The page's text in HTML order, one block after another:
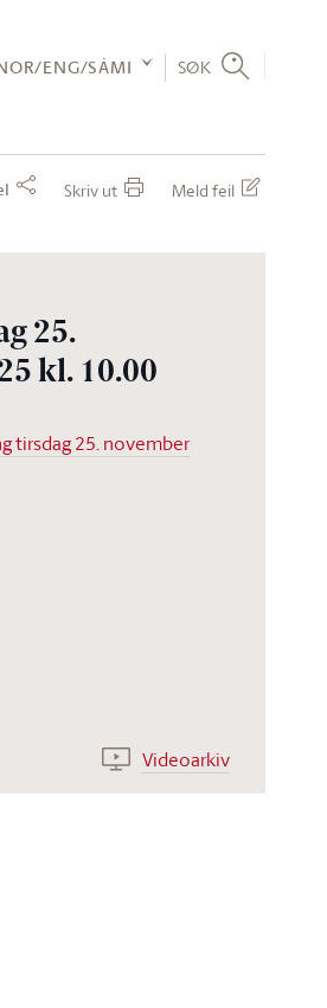
ENG/SÁMI SØK
Skriv ut Meld feil
25.
kl. 10.00
tirsdag 25. november
Videoarkiv